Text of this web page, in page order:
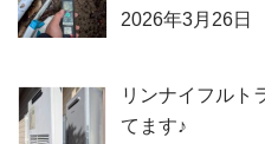
2026年3月26日
リンナイフルト
てます♪